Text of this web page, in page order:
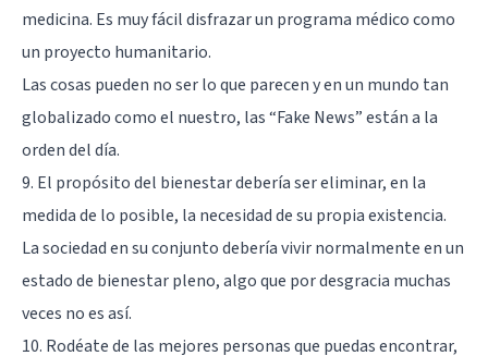
medicina. Es muy fácil disfrazar un programa médico como
un proyecto humanitario.
Las cosas pueden no ser lo que parecen y en un mundo tan
globalizado como el nuestro, las “Fake News” están a la
orden del día.
9. El propósito del bienestar debería ser eliminar, en la
medida de lo posible, la necesidad de su propia existencia.
La sociedad en su conjunto debería vivir normalmente en un
estado de bienestar pleno, algo que por desgracia muchas
veces no es así.
10. Rodéate de las mejores personas que puedas encontrar,